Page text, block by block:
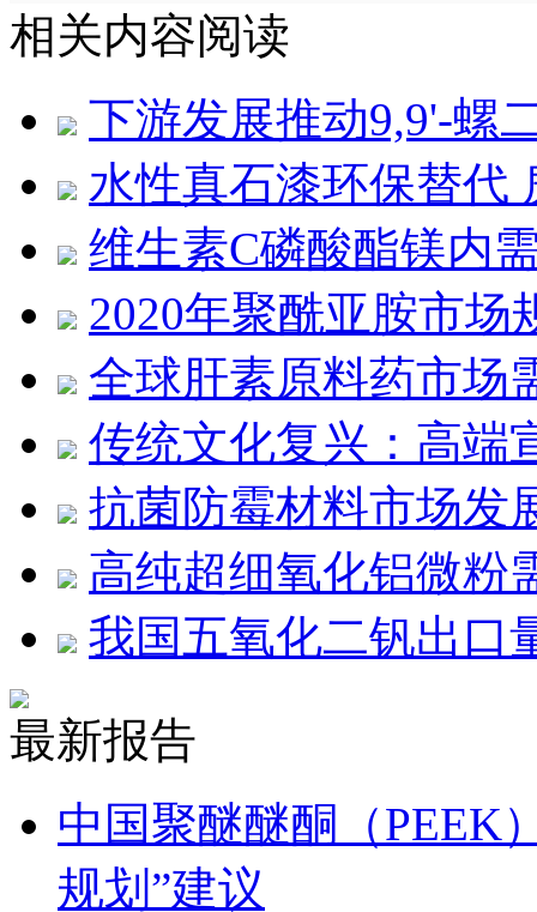
相关内容阅读
下游发展推动9,9'-螺
水性真石漆环保替代
维生素C磷酸酯镁内
2020年聚酰亚胺市场
全球肝素原料药市场
传统文化复兴：高端
抗菌防霉材料市场发
高纯超细氧化铝微粉
我国五氧化二钒出口
最新报告
中国聚醚醚酮（PEEK
规划”建议